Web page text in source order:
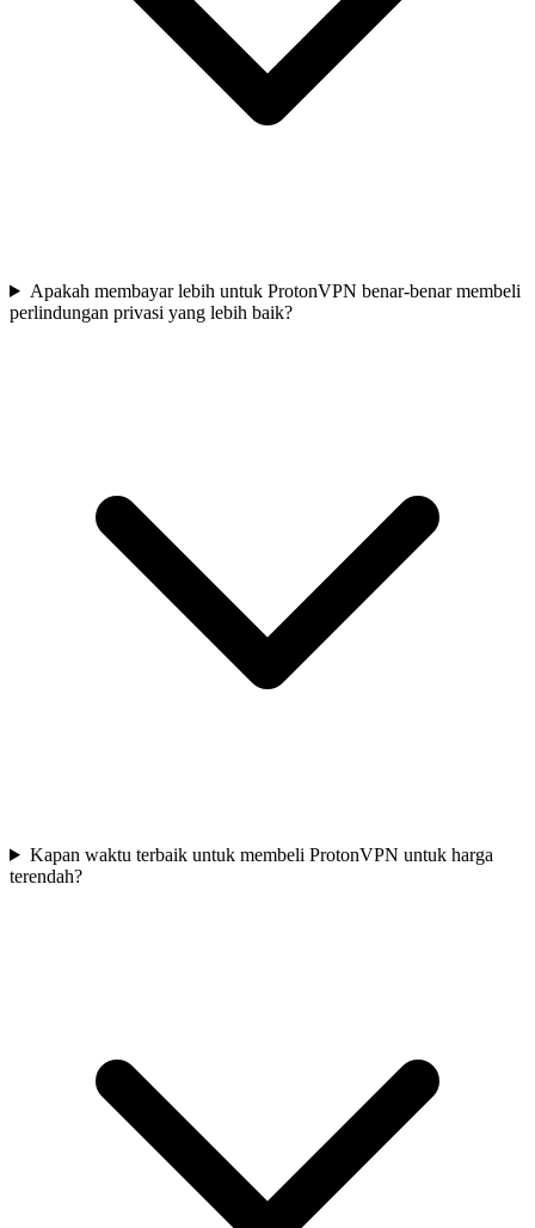
Apakah membayar lebih untuk ProtonVPN benar-benar membeli
perlindungan privasi yang lebih baik?
Kapan waktu terbaik untuk membeli ProtonVPN untuk harga
terendah?